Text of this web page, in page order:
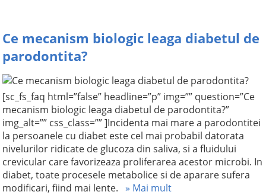
Ce mecanism biologic leaga diabetul de
parodontita?
[sc_fs_faq html=”false” headline=”p” img=”” question=”Ce
mecanism biologic leaga diabetul de parodontita?”
img_alt=”” css_class=”” ]Incidenta mai mare a parodontitei
la persoanele cu diabet este cel mai probabil datorata
nivelurilor ridicate de glucoza din saliva, si a fluidului
crevicular care favorizeaza proliferarea acestor microbi. In
diabet, toate procesele metabolice si de aparare sufera
modificari, fiind mai lente. » Mai mult